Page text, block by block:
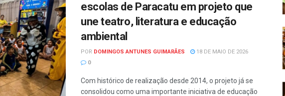
escolas de Paracatu em projeto que
une teatro, literatura e educação
ambiental
POR DOMINGOS ANTUNES GUIMARÃES
18 DE MAIO DE 2026
0
Com histórico de realização desde 2014, o projeto já se
consolidou como uma importante iniciativa de educação